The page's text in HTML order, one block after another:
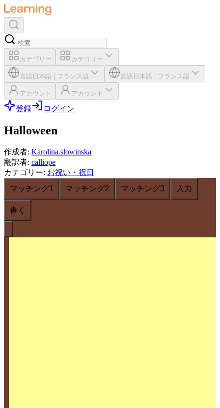
カテゴリー カテゴリー
言語 日本語 フランス語 言語 日本語 フランス語
アカウント アカウント
登録 ログイン
Halloween
作成者: Karolina.slowinska
翻訳者: calliope
カテゴリー: お祝い・祝日
マッチング1
マッチング2 マッチング3 入力
書く